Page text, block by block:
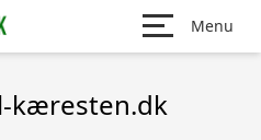
Menu
kæresten.dk